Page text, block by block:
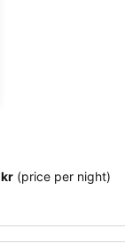
(price per night)